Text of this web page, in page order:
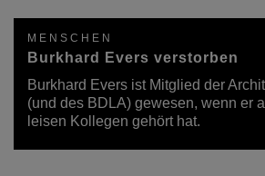
MENSCHEN
Burkhard Evers verstorben
Burkhard Evers ist Mitglied der
(und des BDLA) gewesen, wenn er
leisen Kollegen gehört hat.